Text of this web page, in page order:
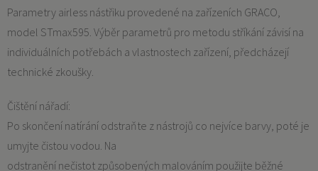
Parametry airless nástřiku provedené na zařízeních GRACO,
model STmax595. Výběr parametrů pro metodu stříkání závisí na
individuálních potřebách a vlastnostech zařízení, předcházejí
technické zkoušky.
Čištění nářadí:
Po skončení natírání odstraňte z nástrojů co nejvíce barvy, poté je
umyjte čistou vodou. Na
odstranění nečistot způsobených malováním použijte běžné